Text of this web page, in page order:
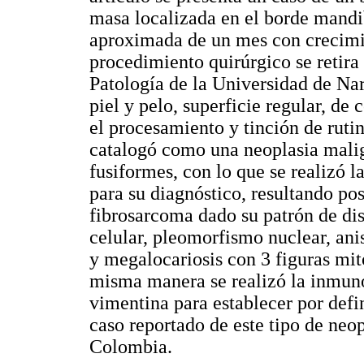
masa localizada en el borde
aproximada de un mes con
procedimiento quirúrgico se
Patología de la Universidad de
piel y pelo, superficie regular, de
el procesamiento y tinción de
catalogó como una neoplasia
fusiformes, con lo que se realizó
para su diagnóstico, resultando
fibrosarcoma dado su patrón de
celular, pleomorfismo nuclear,
y megalocariosis con 3 figuras
misma manera se realizó la
vimentina para establecer por
caso reportado de este tipo de
Colombia.